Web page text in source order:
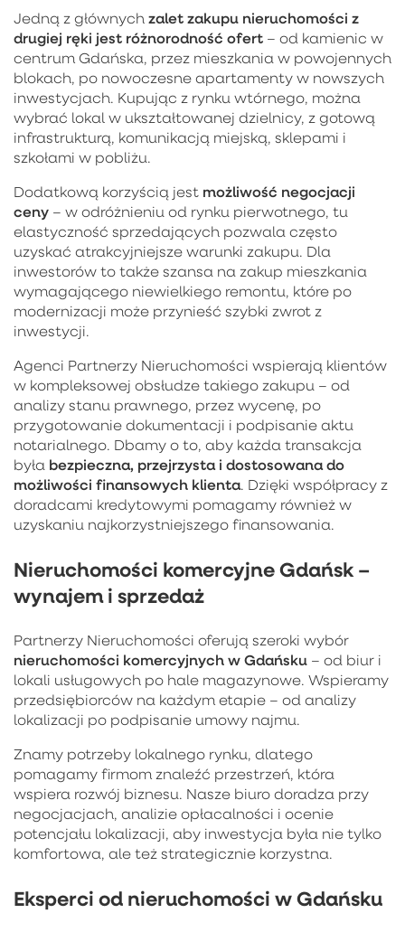
Jedną z głównych zalet zakupu nieruchomości z
drugiej ręki jest różnorodność ofert – od kamienic w
centrum Gdańska, przez mieszkania w powojennych
blokach, po nowoczesne apartamenty w nowszych
inwestycjach. Kupując z rynku wtórnego, można
wybrać lokal w ukształtowanej dzielnicy, z gotową
infrastrukturą, komunikacją miejską, sklepami i
szkołami w pobliżu.
Dodatkową korzyścią jest możliwość negocjacji
ceny – w odróżnieniu od rynku pierwotnego, tu
elastyczność sprzedających pozwala często
uzyskać atrakcyjniejsze warunki zakupu. Dla
inwestorów to także szansa na zakup mieszkania
wymagającego niewielkiego remontu, które po
modernizacji może przynieść szybki zwrot z
inwestycji.
Agenci Partnerzy Nieruchomości wspierają klientów
w kompleksowej obsłudze takiego zakupu – od
analizy stanu prawnego, przez wycenę, po
przygotowanie dokumentacji i podpisanie aktu
notarialnego. Dbamy o to, aby każda transakcja
była bezpieczna, przejrzysta i dostosowana do
możliwości finansowych klienta. Dzięki współpracy z
doradcami kredytowymi pomagamy również w
uzyskaniu najkorzystniejszego finansowania.
Nieruchomości komercyjne Gdańsk –
wynajem i sprzedaż
Partnerzy Nieruchomości oferują szeroki wybór
nieruchomości komercyjnych w Gdańsku – od biur i
lokali usługowych po hale magazynowe. Wspieramy
przedsiębiorców na każdym etapie – od analizy
lokalizacji po podpisanie umowy najmu.
Znamy potrzeby lokalnego rynku, dlatego
pomagamy firmom znaleźć przestrzeń, która
wspiera rozwój biznesu. Nasze biuro doradza przy
negocjacjach, analizie opłacalności i ocenie
potencjału lokalizacji, aby inwestycja była nie tylko
komfortowa, ale też strategicznie korzystna.
Eksperci od nieruchomości w Gdańsku